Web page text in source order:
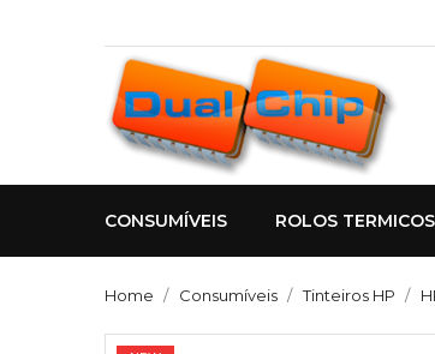
CONSUMÍVEIS ROLOS TERMICOS
Home Consumíveis Tinteiros HP